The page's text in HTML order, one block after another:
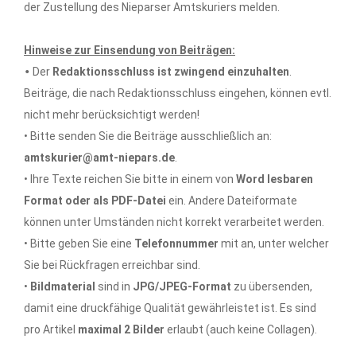
der Zustellung des Nieparser Amtskuriers melden.
Hinweise zur Einsendung von Beiträgen:
• Der Redaktionsschluss ist zwingend einzuhalten
Beiträge, die nach Redaktionsschluss eingehen, können evtl.
nicht mehr berücksichtigt werden!
• Bitte senden Sie die Beiträge ausschließlich an:
amtskurier@amt-niepars.de
• Ihre Texte reichen Sie bitte in einem von Word lesbaren
Format oder als PDF-Datei ein. Andere Dateiformate
können unter Umständen nicht korrekt verarbeitet werden.
• Bitte geben Sie eine Telefonnummer mit an, unter welcher
Sie bei Rückfragen erreichbar sind.
• Bildmaterial sind in JPG/JPEG-Format zu übersenden,
damit eine druckfähige Qualität gewährleistet ist. Es sind
pro Artikel maximal 2 Bilder erlaubt (auch keine Collagen).